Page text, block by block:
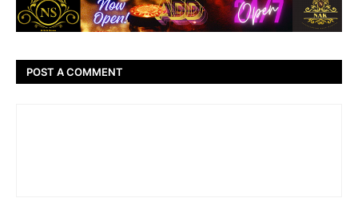
POST A COMMENT